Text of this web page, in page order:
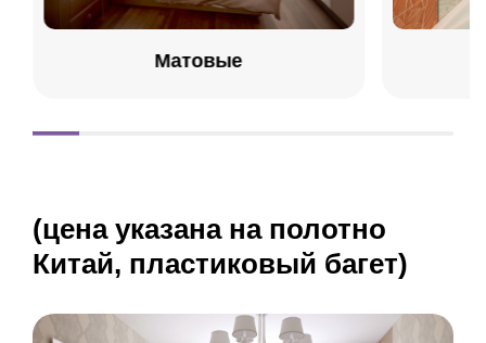
Матовые
(цена указана на полотно
Китай, пластиковый багет)